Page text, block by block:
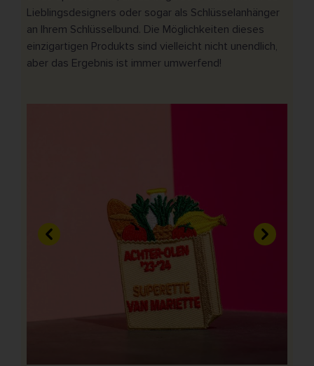
Lieblingsdesigners oder sogar als Schlüsselanhänger
an Ihrem Schlüsselbund. Die Möglichkeiten dieses
einzigartigen Produkts sind vielleicht nicht unendlich,
aber das Ergebnis ist immer umwerfend!
Vorherige Weiter